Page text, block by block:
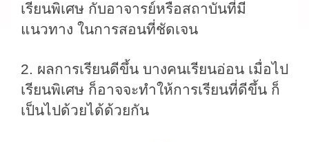
เรียนพิเศษ กับอาจารย์หรือสถาบันที่มี
แนวทาง ในการสอนที่ชัดเจน
2. ผลการเรียนดีขึ้น บางคนเรียนอ่อน เมื่อไป
เรียนพิเศษ ก็อาจจะทำให้การเรียนที่ดีขึ้น ก็
เป็นไปด้วยได้ด้วยกัน